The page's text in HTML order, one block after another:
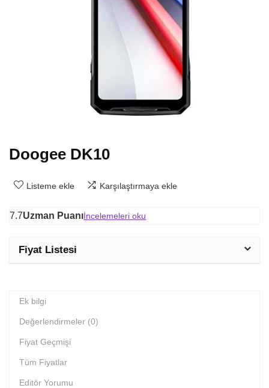
Doogee DK10
Listeme ekle Karşılaştırmaya ekle
7.7Uzman Puanıİncelemeleri oku
Fiyat Listesi
Ek bilgi
Değerlendirmeler (0)
Fiyat Geçmişi
Tüm Fiyatlar
Editör Yorumu